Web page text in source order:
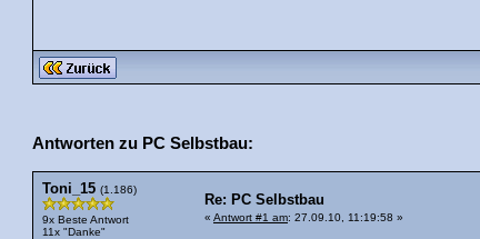
Antworten zu PC Selbstbau:
Toni_15 (1.186)
9x Beste Antwort
11x "Danke"
Re: PC Selbstbau
« Antwort #1 am: 27.09.10, 11:19:58 »